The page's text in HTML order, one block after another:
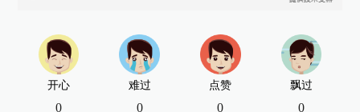
开心
0
难过
0
点赞
0
飘过
0